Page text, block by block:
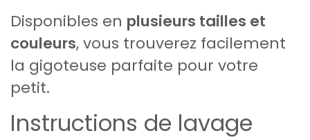
Disponibles en plusieurs tailles et
couleurs, vous trouverez facilement
la gigoteuse parfaite pour votre
petit.
Instructions de lavage